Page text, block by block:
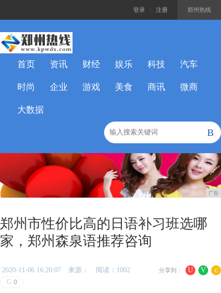
郑州热线
登录 注册
首页 资讯 财经 娱乐 科技 汽车
时尚 企业 游戏 美食 商讯 微商
大数据
B
广告
郑州市性价比高的日语补习班选哪
家，郑州森泉语推荐咨询
U V c
分享到：
2020-11-06 16:20:07 来源：
阅读：1002
G 0